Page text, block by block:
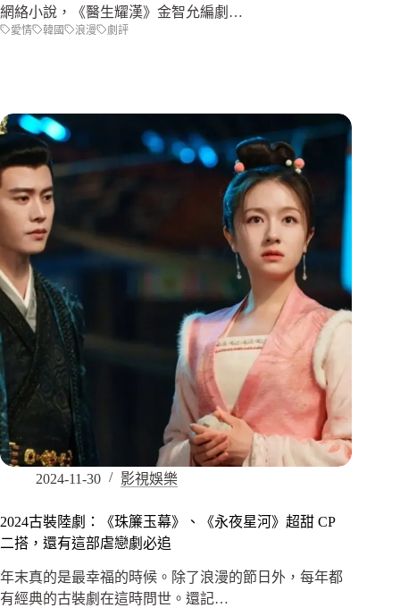
網絡小說，《醫生耀漢》金智允編劇…
愛情 韓國 浪漫 劇評
2024-11-30 影視娛樂
2024古裝陸劇：《珠簾玉幕》、《永夜星河》超甜 CP
二搭，還有這部虐戀劇必追
年末真的是最幸福的時候。除了浪漫的節日外，每年都
有經典的古裝劇在這時問世。還記…